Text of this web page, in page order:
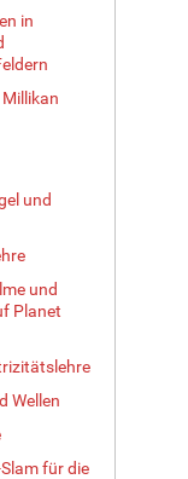
in
und
und
Planet
Wellen
für die